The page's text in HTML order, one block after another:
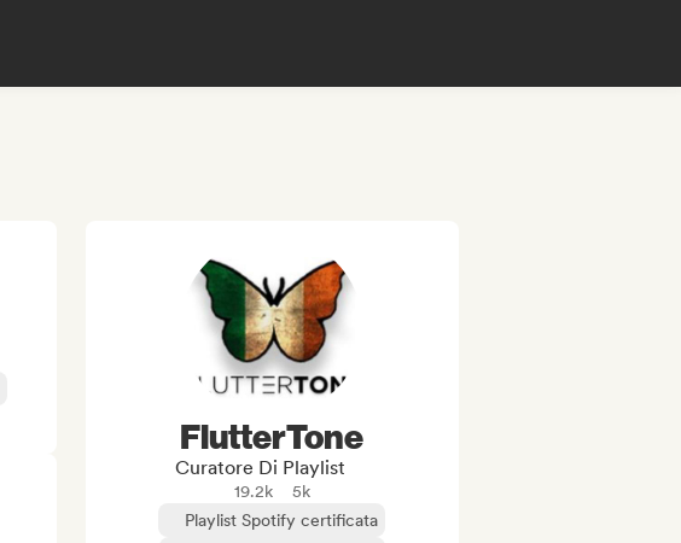
FlutterTone
Curatore Di Playlist
19.2k
5k
Playlist Spotify certificata